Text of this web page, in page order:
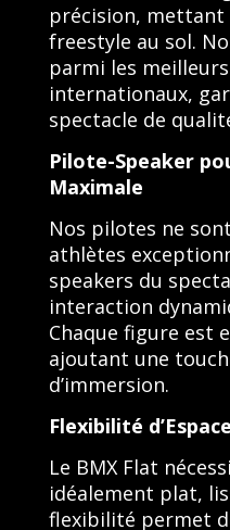
précision, mettant
freestyle au sol.
parmi les
internationaux,
spectacle de
Pilote-Speaker
Maximale
Nos pilotes ne
athlètes
speakers du
interaction
Chaque figure est
ajoutant une
d’immersion.
Flexibilité
Le BMX Flat
idéalement plat,
flexibilité permet